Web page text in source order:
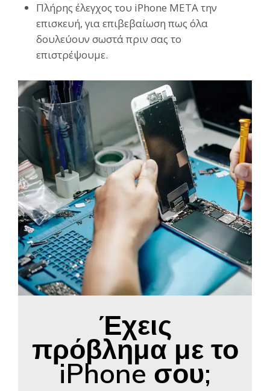
Πλήρης έλεγχος του iPhone ΜΕΤΑ την
επισκευή, για επιβεβαίωση πως όλα
δουλεύουν σωστά πριν σας το
επιστρέψουμε.
Έχεις
πρόβλημα με το
iPhone σου;